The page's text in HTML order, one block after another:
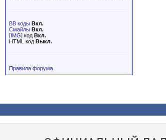
BB коды Вкл.
Смайлы Вкл.
[IMG] код Вкл.
HTML код Выкл.
Правила форума